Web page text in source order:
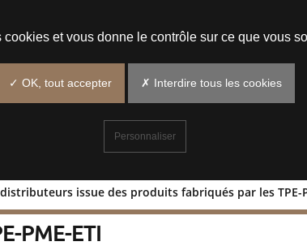
distributeurs issue des produits fabriqués par les TPE-
CA des distributeurs issue
PME-ETI
et vous donne le contrôle sur ce que vous
✓ OK, tout accepter ✗ Interdire tous les cookies
Personnaliser